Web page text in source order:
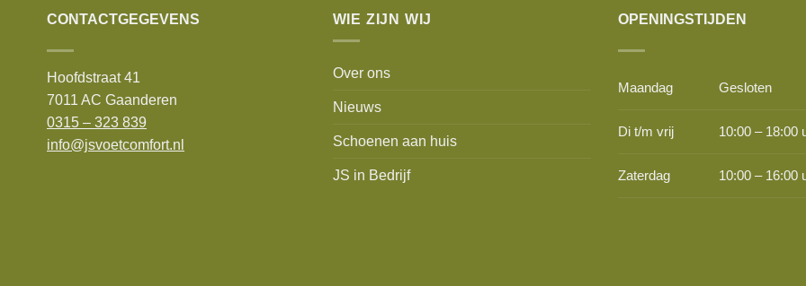
CONTACTGEGEVENS
Hoofdstraat 41
7011 AC Gaanderen
0315 – 323 839
info@jsvoetcomfort.nl
WIE ZIJN WIJ
Over ons
Nieuws
Schoenen aan huis
JS in Bedrijf
OPENINGSTIJDEN
Maandag Gesloten
Di t/m vrij 10:00 – 18:00
Zaterdag 10:00 – 16:00